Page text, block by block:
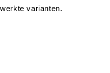
varianten.